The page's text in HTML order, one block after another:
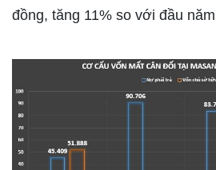
đồng, tăng 11% so với đầu